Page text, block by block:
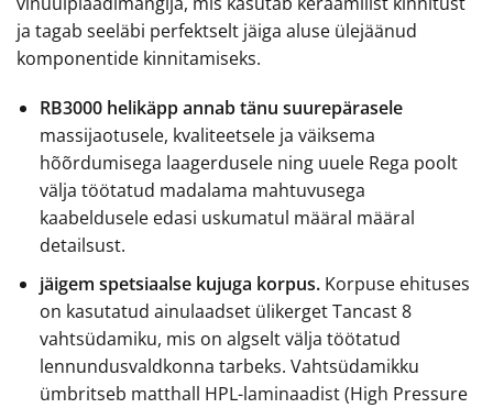
ja tagab seeläbi perfektselt jäiga aluse ülejäänud
komponentide kinnitamiseks.
RB3000 helikäpp annab tänu suurepärasele
massijaotusele, kvaliteetsele ja väiksema
hõõrdumisega laagerdusele ning uuele Rega poolt
välja töötatud madalama mahtuvusega
kaabeldusele edasi uskumatul määral määral
detailsust.
jäigem spetsiaalse kujuga korpus. Korpuse ehituses
on kasutatud ainulaadset ülikerget Tancast 8
vahtsüdamiku, mis on algselt välja töötatud
lennundusvaldkonna tarbeks. Vahtsüdamikku
ümbritseb matthall HPL-laminaadist (High Pressure